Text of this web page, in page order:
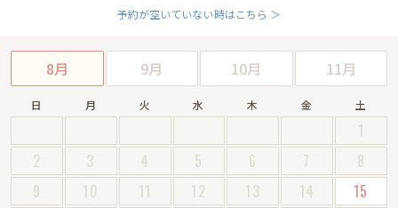
予約が空いていない時はこちら ＞
8月 9月 10月 11月
日 月 火 水 木 金 土
1
2
3 4 5 6 7
8
9
10 11 12 13 14
15